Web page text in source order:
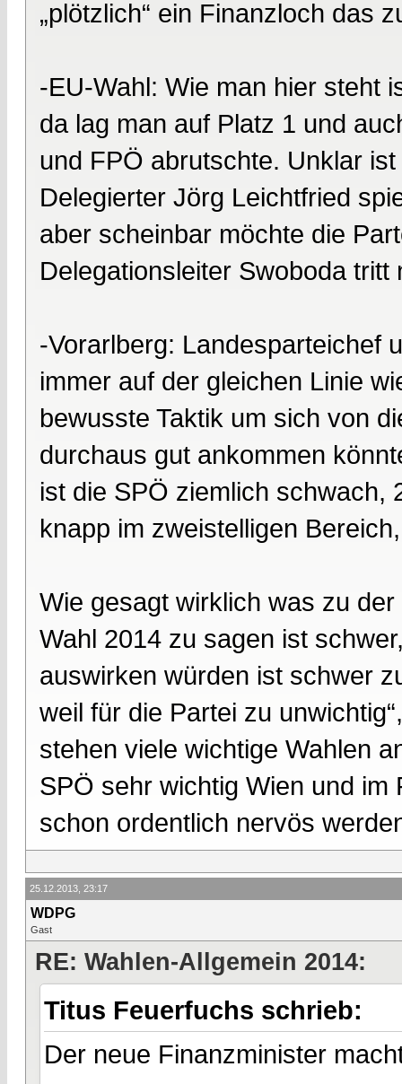
„plötzlich“ ein Finanzloch das
-EU-Wahl: Wie man hier steht
da lag man auf Platz 1 und
und FPÖ abrutschte. Unklar
Delegierter Jörg Leichtfried
aber scheinbar möchte die
Delegationsleiter Swoboda tritt
-Vorarlberg: Landesparteichef
immer auf der gleichen Linie
bewusste Taktik um sich von
durchaus gut ankommen
ist die SPÖ ziemlich schwach,
knapp im zweistelligen
Wie gesagt wirklich was zu
Wahl 2014 zu sagen ist
auswirken würden ist schwer
weil für die Partei zu
stehen viele wichtige Wahlen
SPÖ sehr wichtig Wien und
schon ordentlich nervös
25.12.2013, 23:17
WDPG
Gast
RE: Wahlen-Allgemein 2014:
Titus Feuerfuchs schrieb:
Der neue Finanzminister